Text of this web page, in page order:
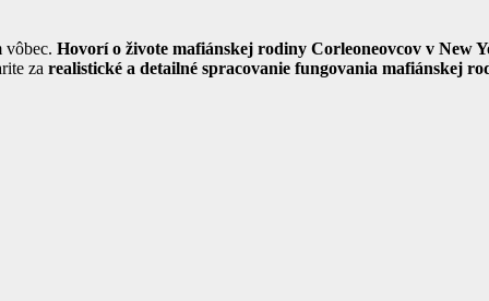
vôbec. Hovorí o živote mafiánskej rodiny Corleoneovcov v New
za realistické a detailné spracovanie fungovania mafiánskej